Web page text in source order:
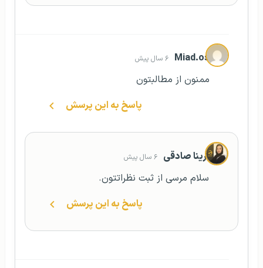
Miad.os ۶ سال پیش
ممنون از مطالبتون
پاسخ به این پرسش
آرینا صادقی ۶ سال پیش
سلام مرسی از ثبت نظراتتون.
پاسخ به این پرسش